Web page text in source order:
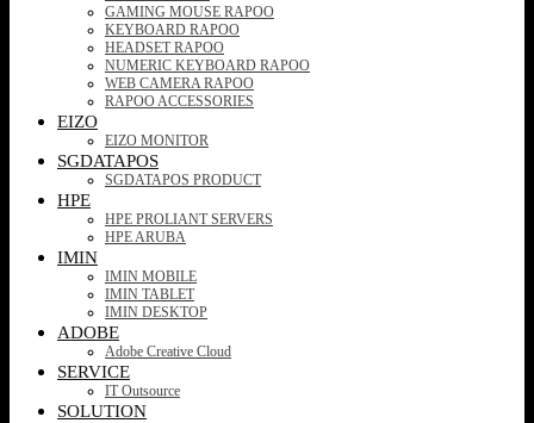
GAMING MOUSE RAPOO
KEYBOARD RAPOO
HEADSET RAPOO
NUMERIC KEYBOARD RAPOO
WEB CAMERA RAPOO
RAPOO ACCESSORIES
EIZO
EIZO MONITOR
SGDATAPOS
SGDATAPOS PRODUCT
HPE
HPE PROLIANT SERVERS
HPE ARUBA
IMIN
IMIN MOBILE
IMIN TABLET
IMIN DESKTOP
ADOBE
Adobe Creative Cloud
SERVICE
IT Outsource
SOLUTION